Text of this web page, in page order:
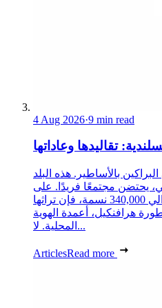
4 Aug 2026·9 min read
تقاليدها وعاداتها
بالأساطير. هذه البلد
يحتضن مجتمعًا فريدًا. على
الرغم من عدد سكانها الذي يبلغ حوالي 340,000 نسمة، فإن تراثها
هرافنكيل، أعمدة الهوية
المحلية. لا...
ArticlesRead more